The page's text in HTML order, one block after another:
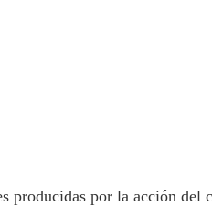
producidas por la acción del